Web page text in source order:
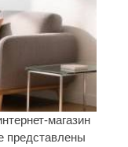
магазин
представлены